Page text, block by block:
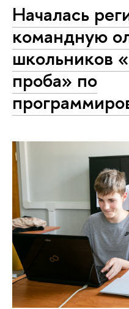
Началась
командную
школьников
проба» по